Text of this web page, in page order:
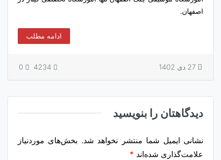
اصفهان.
ادامه مطلب
دیدگاهتان را بنویسید
نشانی ایمیل شما منتشر نخواهد شد. بخش‌های موردنیاز
علامت‌گذاری شده‌اند *